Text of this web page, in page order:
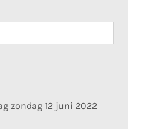
zondag 12 juni 2022